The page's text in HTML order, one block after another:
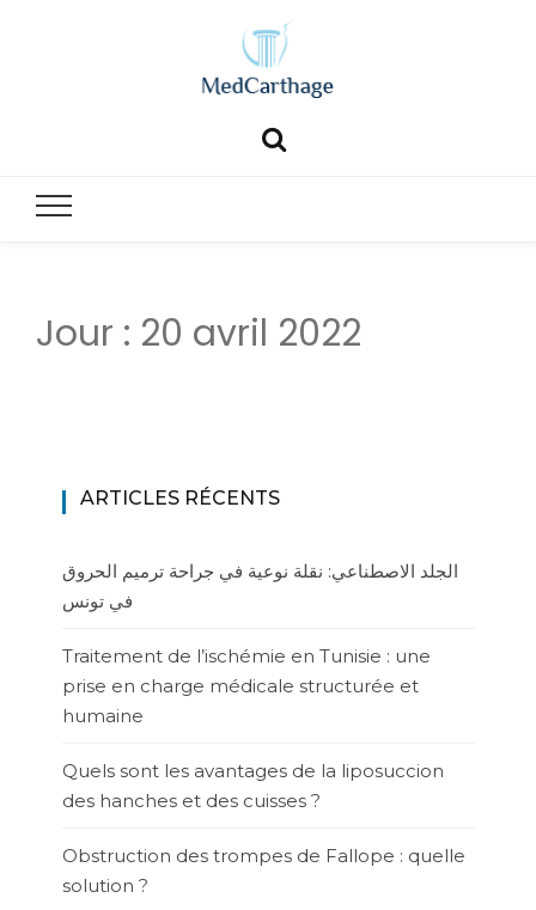
MedCarthage pour chirurgie générale et esthétique
Jour : 20 avril 2022
ARTICLES RÉCENTS
الجلد الاصطناعي: نقلة نوعية في جراحة ترميم الحروق
في تونس
Traitement de l’ischémie en Tunisie : une
prise en charge médicale structurée et
humaine
Quels sont les avantages de la liposuccion
des hanches et des cuisses ?
Obstruction des trompes de Fallope : quelle
solution ?